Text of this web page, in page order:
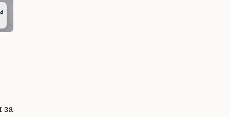
за